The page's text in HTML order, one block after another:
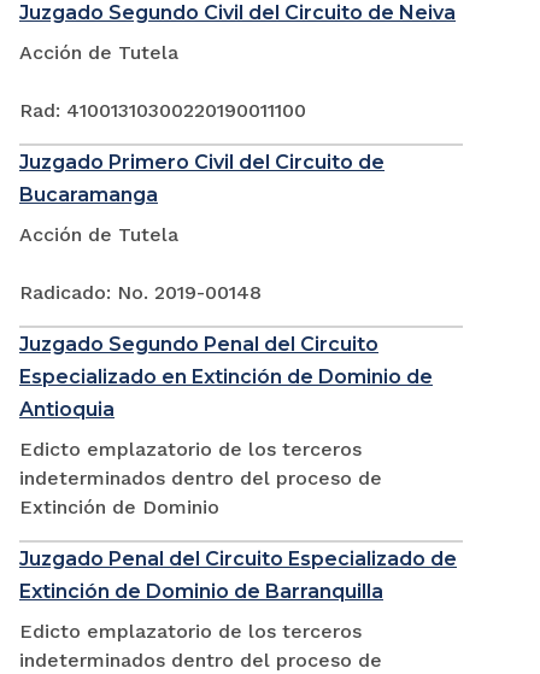
Juzgado Segundo Civil del Circuito de Neiva
Acción de Tutela
Rad: 41001310300220190011100
Juzgado Primero Civil del Circuito de
Bucaramanga
Acción de Tutela
Radicado: No. 2019-00148
Juzgado Segundo Penal del Circuito
Especializado en Extinción de Dominio de
Antioquia
Edicto emplazatorio de los terceros
indeterminados dentro del proceso de
Extinción de Dominio
Juzgado Penal del Circuito Especializado de
Extinción de Dominio de Barranquilla
Edicto emplazatorio de los terceros
indeterminados dentro del proceso de